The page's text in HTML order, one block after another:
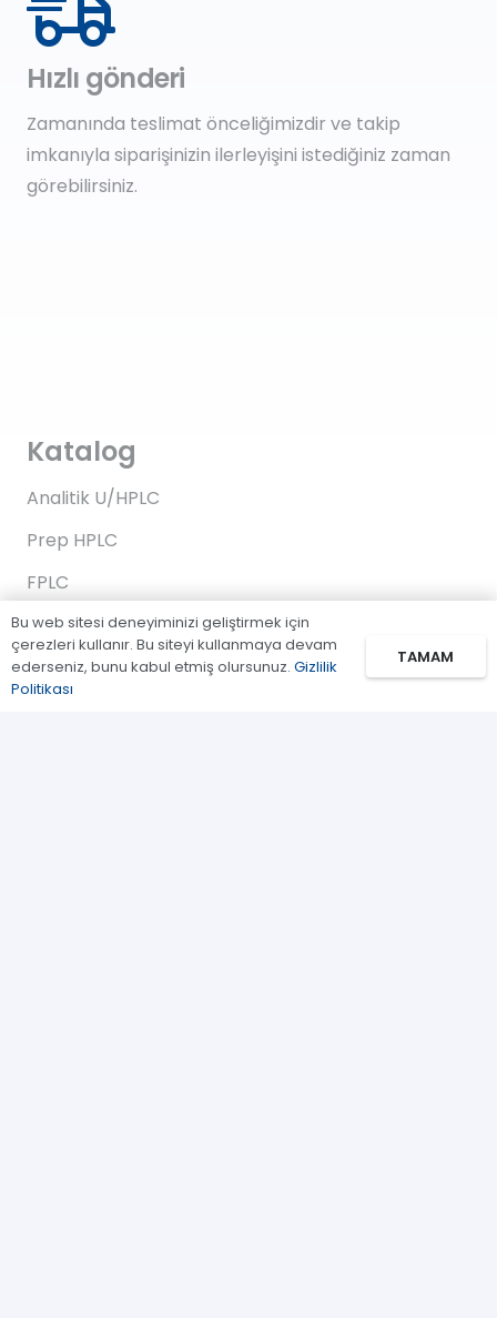
Hızlı gönderi
Zamanında teslimat önceliğimizdir ve takip
imkanıyla siparişinizin ilerleyişini istediğiniz zaman
görebilirsiniz.
Katalog
Analitik U/HPLC
Prep HPLC
FPLC
Gaz Kromatografi
Standartlar/Reaktifler
Bu web sitesi deneyiminizi geliştirmek için
çerezleri kullanır. Bu siteyi kullanmaya devam
ederseniz, bunu kabul etmiş olursunuz. Gizlilik
Politikası
TAMAM